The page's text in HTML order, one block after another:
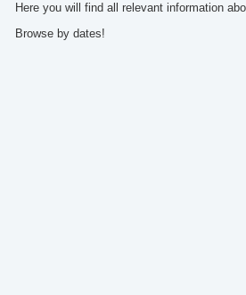
Here you will find all relevant information
Browse by dates!